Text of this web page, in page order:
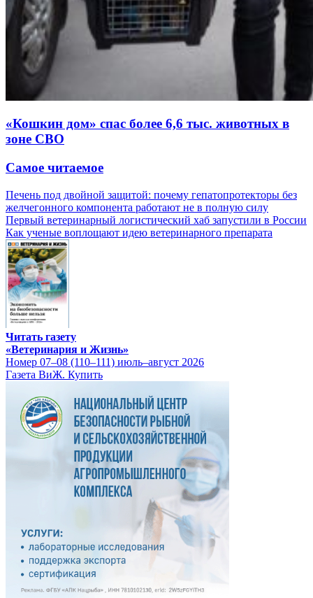
«Кошкин дом» спас более 6,6 тыс. животных в
зоне СВО
Самое читаемое
Печень под двойной защитой: почему гепатопротекторы без
желчегонного компонента работают не в полную силу
Первый ветеринарный логистический хаб запустили в России
Как ученые воплощают идею ветеринарного препарата
Читать газету
«Ветеринария и Жизнь»
Номер 07–08 (110–111) июль–август 2026
Газета ВиЖ. Купить